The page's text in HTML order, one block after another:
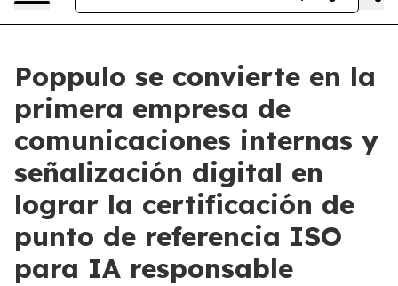
Poppulo se convierte en la
primera empresa de
comunicaciones internas y
señalización digital en
lograr la certificación de
punto de referencia ISO
para IA responsable